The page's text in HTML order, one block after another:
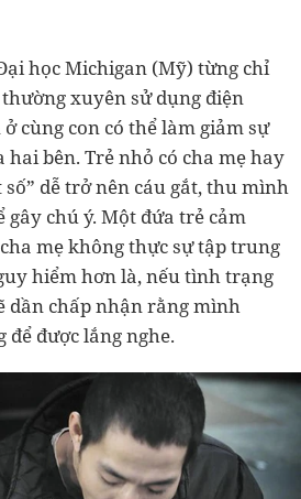
học Michigan (Mỹ) từng chỉ
xuyên sử dụng điện
cùng con có thể làm giảm sự
hai bên. Trẻ nhỏ có cha mẹ hay
dễ trở nên cáu gắt, thu mình
gây chú ý. Một đứa trẻ cảm
mẹ không thực sự tập trung
hiểm hơn là, nếu tình trạng
dần chấp nhận rằng mình
được lắng nghe.